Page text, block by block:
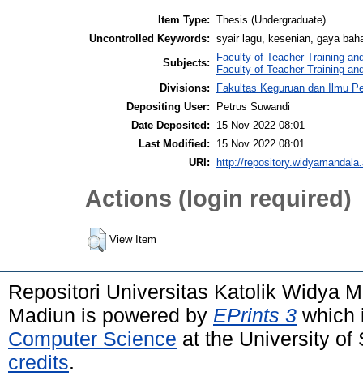
Item Type: Thesis (Undergraduate)
Uncontrolled Keywords: syair lagu, kesenian, gaya
Subjects:
Faculty of Teacher Training
Faculty of Teacher Training
Divisions:
Fakultas Keguruan dan Ilmu
Depositing User:
Petrus Suwandi
Date Deposited:
15 Nov 2022 08:01
Last Modified:
15 Nov 2022 08:01
URI:
http://
Actions (login required)
View Item
Repositori Universitas Katolik Widya
Madiun is powered by EPrints 3 which
Computer Science at the University of
credits.